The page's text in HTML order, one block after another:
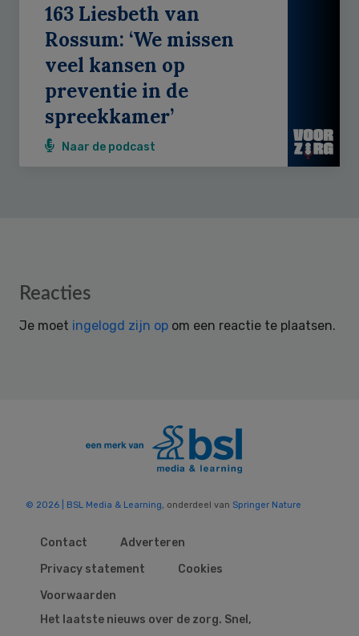
163 Liesbeth van
Rossum: ‘We missen
veel kansen op
preventie in de
spreekkamer’
Naar de podcast
Reader
Reacties
Je moet ingelogd zijn op om een reactie te plaatsen.
© 2026 | BSL Media & Learning, onderdeel van Springer Nature
Contact
Adverteren
Privacy statement
Cookies
Voorwaarden
Het laatste nieuws over de zorg. Snel,